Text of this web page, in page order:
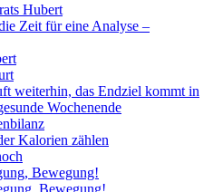
Hubert
Zeit für eine Analyse –
weiterhin, das Endziel kommt in
Wochenende
Kalorien zählen
Bewegung!
Bewegung!